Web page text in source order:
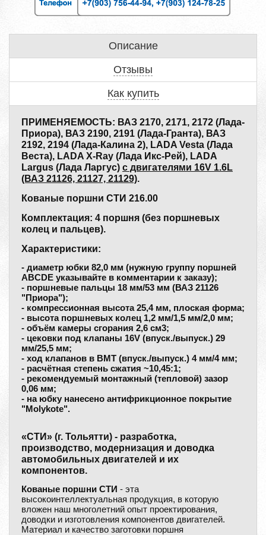
Описание
Отзывы
Как купить
ПРИМЕНЯЕМОСТЬ: ВАЗ 2170, 2171, 2172 (Лада-
Приора), ВАЗ 2190, 2191 (Лада-Гранта), ВАЗ
2192, 2194 (Лада-Калина 2), LADA Vesta (Лада
Веста), LADA X-Ray (Лада Икс-Рей), LADA
Largus (Лада Ларгус) с двигателями 16V 1.6L
(ВАЗ 21126, 21127, 21129).
Кованые поршни СТИ 216.00
Комплектация: 4 поршня (без поршневых
колец и пальцев).
Характеристики:
- диаметр юбки 82,0 мм (нужную группу поршней
ABCDE указывайте в комментарии к заказу);
- поршневые пальцы 18 мм/53 мм (ВАЗ 21126
"Приора");
- компрессионная высота 25,4 мм, плоская форма;
- высота поршневых колец 1,2 мм/1,5 мм/2,0 мм;
- объём камеры сгорания 2,6 см3;
- цековки под клапаны 16V (впуск./выпуск.) 29
мм/25,5 мм;
- ход клапанов в ВМТ (впуск./выпуск.) 4 мм/4 мм;
- расчётная степень сжатия ~10,45:1;
- рекомендуемый монтажный (тепловой) зазор
0,06 мм;
- на юбку нанесено антифрикционное покрытие
"Molykote".
«СТИ» (г. Тольятти) - разработка,
производство, модернизация и доводка
автомобильных двигателей и их
компонентов.
Кованые поршни СТИ - эта
высокоинтеллектуальная продукция, в которую
вложен наш многолетний опыт проектирования,
доводки и изготовления компонентов двигателей.
Материал и качество заготовки поршня